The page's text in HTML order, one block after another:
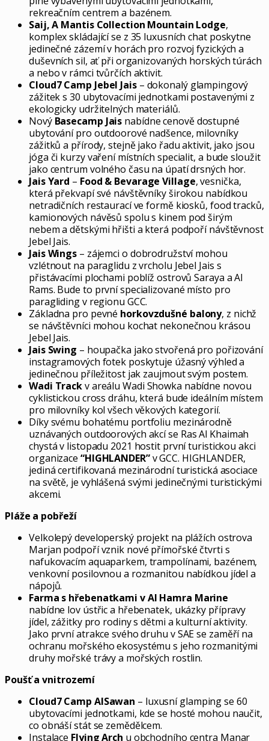
rekreačním centrem a bazénem.
Saij, A Mantis Collection Mountain Lodge,
komplex skládající se z 35 luxusních chat poskytne
jedinečné zázemí v horách pro rozvoj fyzických a
duševních sil, ať při organizovaných horských túrách
a nebo v rámci tvůrčích aktivit.
Cloud7 Camp Jebel Jais– dokonalý glampingový
zážitek s 30 ubytovacími jednotkami postavenými z
ekologicky udržitelných materiálů.
Nový Basecamp Jais nabídne cenově dostupné
ubytování pro outdoorové nadšence, milovníky
zážitků a přírody, stejně jako řadu aktivit, jako jsou
jóga či kurzy vaření místních specialit, a bude sloužit
jako centrum volného času na úpatí drsných hor.
Jais Yard – Food & Bevarage Village, vesnička,
která překvapí své návštěvníky širokou nabídkou
netradičních restaurací ve formě kiosků, food tracků,
kamionových návěsů spolu s kinem pod širým
nebem a dětskými hřišti a která podpoří návštěvnost
Jebel Jais.
Jais Wings – zájemci o dobrodružství mohou
vzlétnout na paraglidu z vrcholu Jebel Jais s
přistávacími plochami poblíž ostrovů Saraya a Al
Rams. Bude to první specializované místo pro
paragliding v regionu GCC.
Základna pro pevné horkovzdušné balony, z nichž
se návštěvníci mohou kochat nekonečnou krásou
Jebel Jais.
Jais Swing – houpačka jako stvořená pro pořizování
instagramových fotek poskytuje úžasný výhled a
jedinečnou příležitost jak zaujmout svým postem.
Wadi Trackv areálu Wadi Showka nabídne novou
cyklistickou cross dráhu, která bude ideálním místem
pro milovníky kol všech věkových kategorií.
Díky svému bohatému portfoliu mezinárodně
uznávaných outdoorových akcí se Ras Al Khaimah
chystá v listopadu 2021 hostit první turistickou akci
organizace “HIGHLANDER”v GCC. HIGHLANDER,
jediná certifikovaná mezinárodní turistická asociace
na světě, je vyhlášená svými jedinečnými turistickými
akcemi.
Pláže a pobřeží
Velkolepý developerský projekt na plážích ostrova
Marjan podpoří vznik nové přímořské čtvrti s
nafukovacím aquaparkem, trampolínami, bazénem,
venkovní posilovnou a rozmanitou nabídkou jídel a
nápojů.
Farma s hřebenatkami v Al Hamra Marine
nabídne lov ústřic a hřebenatek, ukázky přípravy
jídel, zážitky pro rodiny s dětmi a kulturní aktivity.
Jako první atrakce svého druhu v SAE se zaměří na
ochranu mořského ekosystému s jeho rozmanitými
druhy mořské trávy a mořských rostlin.
Poušť a vnitrozemí
Cloud7 Camp AlSawan – luxusní glamping se 60
ubytovacími jednotkami, kde se hosté mohou naučit,
co obnáší stát se zemědělcem.
Instalace Flying Arch u obchodního centra Manar